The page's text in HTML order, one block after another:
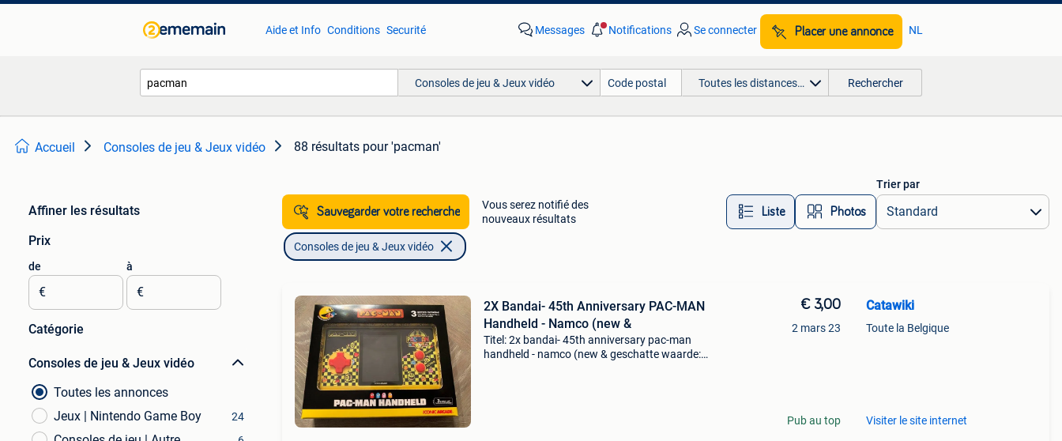
Aide et Info Conditions Securité Messages Notifications Se connecter Placer une annonce NL
Consoles de jeu & Jeux vidéo Toutes les distances… Rechercher
Accueil Consoles de jeu & Jeux vidéo 88 résultats pour 'pacman'
Affiner les résultats
Prix
de
€
à
€
Catégorie
Consoles de jeu & Jeux vidéo
Toutes les annonces
Jeux | Nintendo Game Boy
24
Sauvegarder votre recherche
Vous serez notifié des
nouveaux résultats
Liste Photos
Trier par
Consoles de jeu & Jeux vidéo
2X Bandai- 45th Anniversary PAC-MAN
Handheld - Namco (new &
Titel: 2x bandai- 45th anniversary pac-man
handheld - namco (new & geschatte waarde:
€ 3,00
2 mars 23
Pub au top
Catawiki
Toute la Belgique
Visiter le site internet